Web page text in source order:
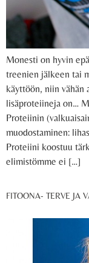
Monesti on hyvin
treenien jälkeen tai
käyttöön, niin vähän
lisäproteiineja on…
Proteiinin
muodostaminen:
Proteiini koostuu
elimistömme ei […]
FITOONA- TERVE JA